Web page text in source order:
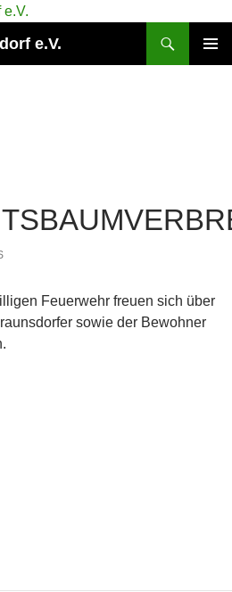
e.V.
Feuerwehr freuen sich über
sowie der Bewohner